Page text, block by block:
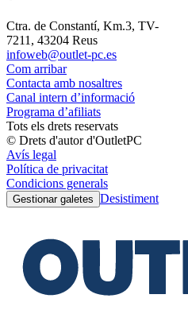
Ctra. de Constantí, Km.3, TV-
7211, 43204 Reus
infoweb@outlet-pc.es
Com arribar
Contacta amb nosaltres
Canal intern d’informació
Programa d’afiliats
Tots els drets reservats
© Drets d'autor d'OutletPC
Avís legal
Política de privacitat
Condicions generals
Gestionar galetes Desistiment